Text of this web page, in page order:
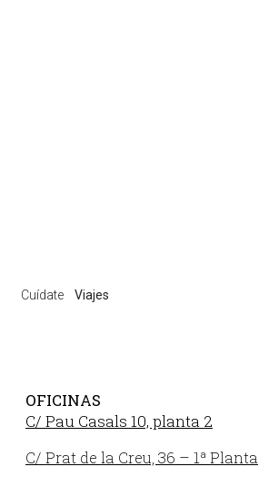
Cuídate Viajes
OFICINAS
C/ Pau Casals 10, planta 2
C/ Prat de la Creu, 36 – 1ª Planta